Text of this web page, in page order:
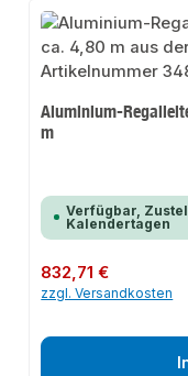
Aluminium-
m
Verfügbar,
Kalendertagen
Regulärer Preis:
832,71 €
zzgl. Versandkosten